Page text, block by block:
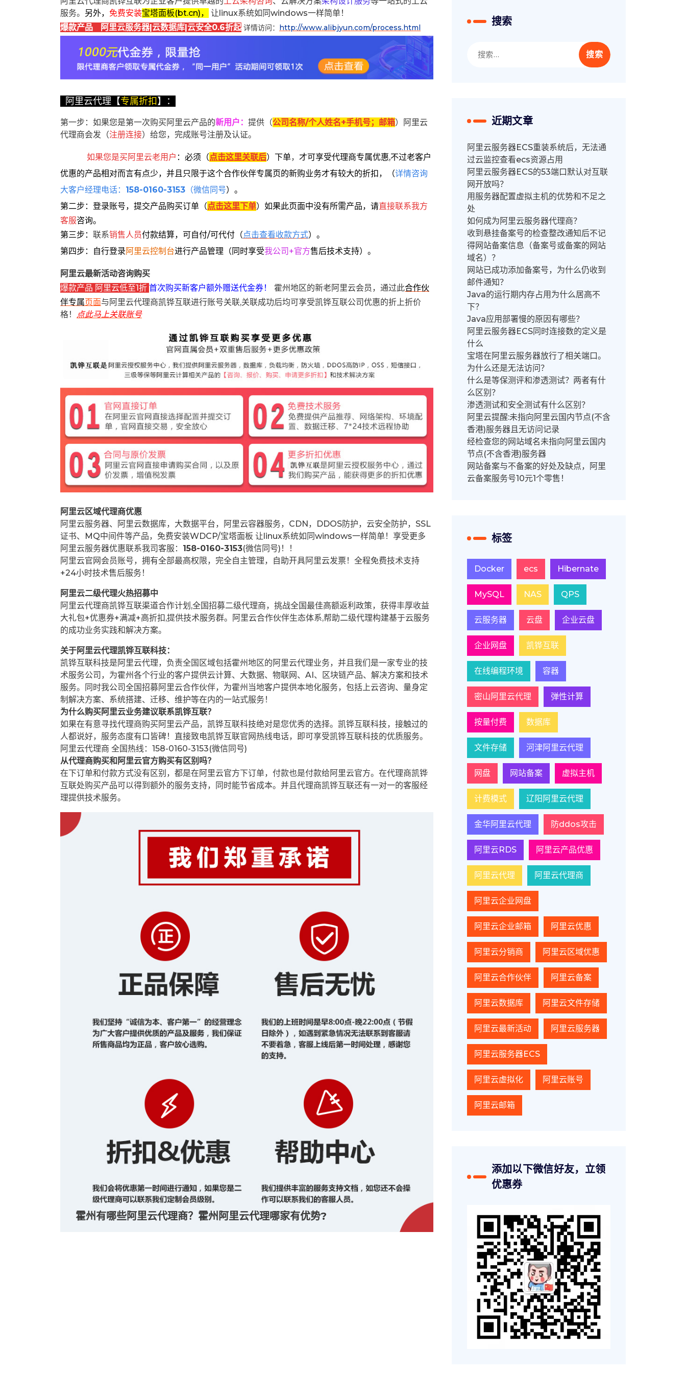
霍州有哪些阿里云代理商？霍州阿里云代理哪家有优势?
服务。 另外， 免费安装宝塔面板(bt.cn)，
让linux系统如同windows一样简单！
爆款产品 阿里云服务器|云数据库|云安全0.6折起 详情访问： http://www.alibjyun.com/process.html
阿里云代理【专属折扣】：
第一步：如果您是第一次购买阿里云产品的新用户 ： 提供（公司名称/个人姓名+手机号；邮箱）阿里云
代理商会发（注册连接）给您，完成账号注册及认证。
如果您是买阿里云老用户 ： 必须 （点击这里关联后） 下单， 才可享受代理商专属优惠,不过老客户
优惠的产品相对而言有点少，并且只限于这个合作伙伴专属页的新购业务才有较大的折扣，
（详情咨询
大客户经理电话： 158-0160-3153 （微信同号）。
第二步：登录账号，提交产品购买订单（点击这里下单） 如果此页面中没有所需产品，请直接联系我方
客服咨询。
第三步： 联系销售人员付款结算，可自付/可代付（点击查看收款方式）。
第四步：自行登录 阿里云控制台进行产品管理（同时享受我公司+官方售后技术支持）。
阿里云最新活动咨询购买
爆款产品 阿里云低至1折 首次购买新客户额外赠送代金券！ 霍州地区的新老阿里云会员，通过此合作伙
伴专属页面与阿里云代理商凯铧互联进行账号关联,关联成功后均可享受凯铧互联公司优惠的折上折价
格！ 点此马上关联账号
阿里云区域代理商优惠
阿里云服务器、阿里云数据库，大数据平台，阿里云容器服务，CDN，DDOS防护，云安全防护，SSL
证书、MQ中间件等产品，免费安装WDCP/宝塔面板 让linux系统如同windows一样简单！享受更多
阿里云服务器优惠联系我司客服： 158-0160-3153(微信同号)！！
阿里云官网会员账号，拥有全部最高权限，完全自主管理，自助开具阿里云发票！全程免费技术支持
+24小时技术售后服务！
阿里云二级代理火热招募中
阿里云代理商凯铧互联渠道合作计划,全国招募二级代理商，挑战全国最佳高额返利政策，获得丰厚收益
大礼包+优惠券+满减+高折扣,提供技术服务群。阿里云合作伙伴生态体系,帮助二级代理构建基于云服务
的成功业务实践和解决方案。
关于阿里云代理凯铧互联科技：
凯铧互联科技是阿里云代理，负责全国区域包括霍州地区的阿里云代理业务，并且我们是一家专业的技
术服务公司，为霍州各个行业的客户提供云计算、大数据、物联网、AI、区块链产品、解决方案和技术
服务。同时我公司全国招募阿里云合作伙伴，为霍州当地客户提供本地化服务，包括上云咨询、量身定
制解决方案、系统搭建、迁移、维护等在内的一站式服务！
为什么购买阿里云业务建议联系凯铧互联？
如果在有意寻找代理商购买阿里云产品，凯铧互联科技绝对是您优秀的选择。凯铧互联科技，接触过的
人都说好，服务态度有口皆碑！直接致电凯铧互联官网热线电话，即可享受凯铧互联科技的优质服务。
阿里云代理商 全国热线：158-0160-3153(微信同号)
从代理商购买和阿里云官方购买有区别吗？
在下订单和付款方式没有区别，都是在阿里云官方下订单，付款也是付款给阿里云官方。在代理商凯铧
互联处购买产品可以得到额外的服务支持，同时能节省成本。并且代理商凯铧互联还有一对一的客服经
理提供技术服务。
搜索
索：
近期文章
阿里云服务器ECS重装系统后，无法通
过云监控查看ecs资源占用
阿里云服务器ECS的53端口默认对互联
网开放吗？
用服务器配置虚拟主机的优势和不足之
处
如何成为阿里云服务器代理商？
收到悬挂备案号的检查整改通知后不记
得网站备案信息（备案号或备案的网站
域名）？
网站已成功添加备案号，为什么仍收到
邮件通知？
Java的运行期内存占用为什么居高不
下？
Java应用部署慢的原因有哪些？
阿里云服务器ECS同时连接数的定义是
什么
宝塔在阿里云服务器放行了相关端口。
为什么还是无法访问？
什么是等保测评和渗透测试？两者有什
么区别？
渗透测试和安全测试有什么区别？
阿里云提醒:未指向阿里云国内节点(不含
香港)服务器且无访问记录
经检查您的网站域名未指向阿里云国内
节点(不含香港)服务器
网站备案与不备案的好处及缺点，阿里
云备案服务号10元1个零售！
标签
Docker ecs Hibernate
MySQL NAS QPS
云服务器 云盘 企业云盘
企业网盘 凯铧互联
在线编程环境 容器
密山阿里云代理 弹性计算
按量付费 数据库
文件存储 河津阿里云代理
网盘 网站备案 虚拟主机
计费模式 辽阳阿里云代理
金华阿里云代理 防ddos攻击
阿里云RDS 阿里云产品优惠
阿里云代理 阿里云代理商
阿里云企业网盘
阿里云企业邮箱 阿里云优惠
阿里云分销商 阿里云区域优惠
阿里云合作伙伴 阿里云备案
阿里云数据库 阿里云文件存储
阿里云最新活动 阿里云服务器
阿里云服务器ECS
阿里云虚拟化 阿里云账号
阿里云邮箱
添加以下微信好友，立领
优惠券